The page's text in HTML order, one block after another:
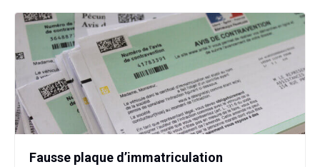
Fausse plaque d’immatriculation